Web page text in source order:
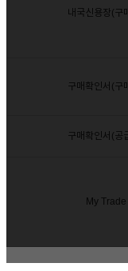
내국신용장(구
구매확인서(구
구매확인서(공
My Trade